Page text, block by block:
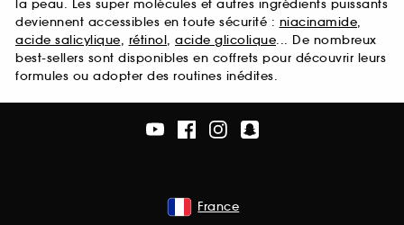
la peau. Les super molécules et autres ingrédients puissants
deviennent accessibles en toute sécurité : niacinamide,
acide salicylique, rétinol, acide glicolique... De nombreux
best-sellers sont disponibles en coffrets pour découvrir leurs
formules ou adopter des routines inédites.
France